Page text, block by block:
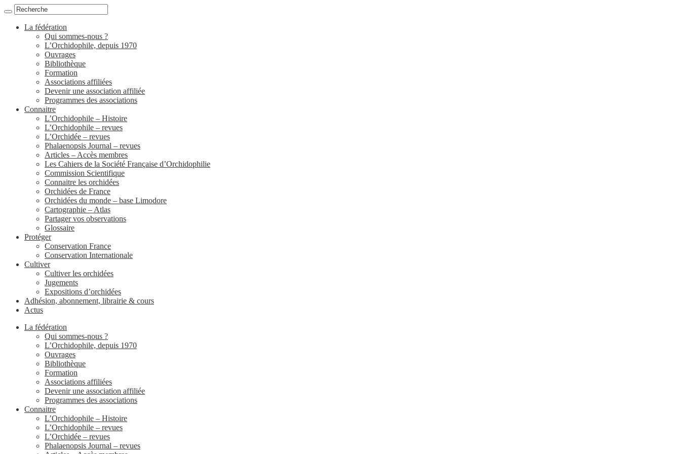
La fédération
Qui sommes-nous ?
L’Orchidophile, depuis 1970
Ouvrages
Bibliothèque
Formation
Associations affiliées
Devenir une association affiliée
Programmes des associations
Connaitre
L’Orchidophile – Histoire
L’Orchidophile – revues
L’Orchidée – revues
Phalaenopsis Journal – revues
Articles – Accès membres
Les Cahiers de la Société Française d’Orchidophilie
Commission Scientifique
Connaitre les orchidées
Orchidées de France
Orchidées du monde – base Limodore
Cartographie – Atlas
Partager vos observations
Glossaire
Protéger
Conservation France
Conservation Internationale
Cultiver
Cultiver les orchidées
Jugements
Expositions d’orchidées
Adhésion, abonnement, librairie & cours
Actus
La fédération
Qui sommes-nous ?
L’Orchidophile, depuis 1970
Ouvrages
Bibliothèque
Formation
Associations affiliées
Devenir une association affiliée
Programmes des associations
Connaitre
L’Orchidophile – Histoire
L’Orchidophile – revues
L’Orchidée – revues
Phalaenopsis Journal – revues